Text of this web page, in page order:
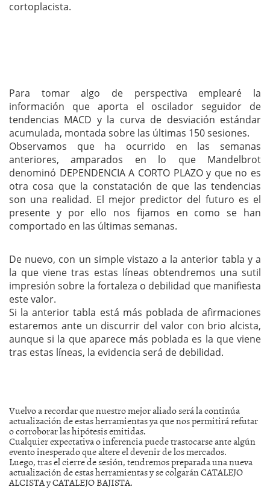
cortoplacista.
Para tomar algo de perspectiva emplearé la
información que aporta el oscilador seguidor de
tendencias MACD y la curva de desviación estándar
acumulada, montada sobre las últimas 150 sesiones.
Observamos que ha ocurrido en las semanas
anteriores, amparados en lo que Mandelbrot
denominó DEPENDENCIA A CORTO PLAZO y que no es
otra cosa que la constatación de que las tendencias
son una realidad. El mejor predictor del futuro es el
presente y por ello nos fijamos en como se han
comportado en las últimas semanas.
De nuevo, con un simple vistazo a la anterior tabla y a
la que viene tras estas líneas obtendremos una sutil
impresión sobre la fortaleza o debilidad que manifiesta
este valor.
Si la anterior tabla está más poblada de afirmaciones
estaremos ante un discurrir del valor con brio alcista,
aunque si la que aparece más poblada es la que viene
tras estas líneas, la evidencia será de debilidad.
Vuelvo a recordar que nuestro mejor aliado será la continúa
actualización de estas herramientas ya que nos permitirá refutar
o corroborar las hipótesis emitidas.
Cualquier expectativa o inferencia puede trastocarse ante algún
evento inesperado que altere el devenir de los mercados.
Luego, tras el cierre de sesión, tendremos preparada una nueva
actualización de estas herramientas y se colgarán CATALEJO
ALCISTA y CATALEJO BAJISTA.